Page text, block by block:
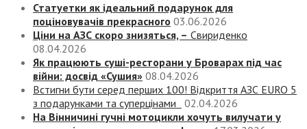
Статуетки як ідеальний подарунок для
поціновувачів прекрасного 03.06.2026
Ціни на АЗС скоро знизяться, – Свириденко
08.04.2026
Як працюють суші-ресторани у Броварах під час
війни: досвід «Сушия» 08.04.2026
Встигни бути серед перших 100! Відкриття АЗС EURO 5
з подарунками та суперцінами
02.04.2026
На Вінничині гучні мотоцикли хочуть вилучати у